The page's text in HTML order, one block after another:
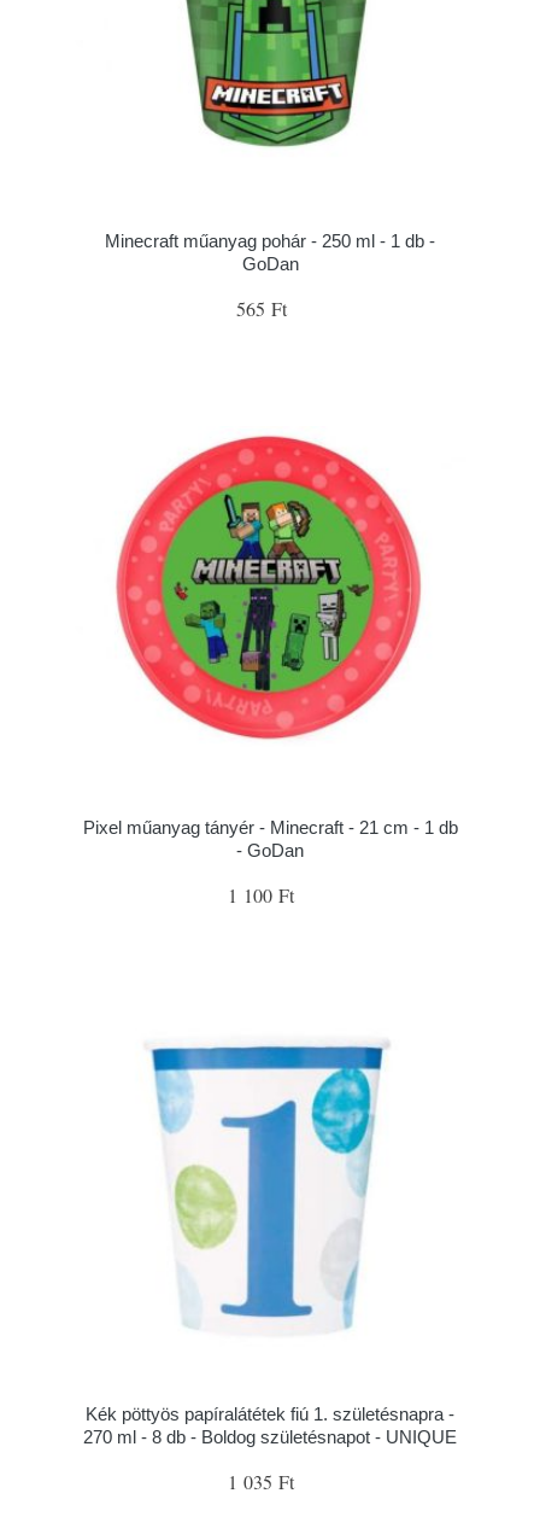
Minecraft műanyag pohár - 250 ml - 1 db -
GoDan
565 Ft
Pixel műanyag tányér - Minecraft - 21 cm - 1 db
- GoDan
1 100 Ft
Kék pöttyös papíralátétek fiú 1. születésnapra -
270 ml - 8 db - Boldog születésnapot - UNIQUE
1 035 Ft